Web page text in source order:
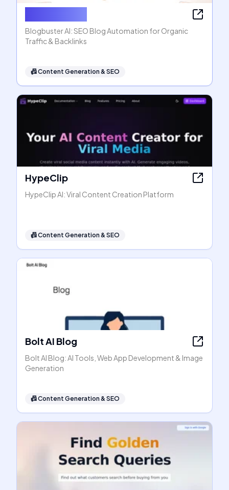
Blogbuster AI: SEO Blog Automation for Organic
Traffic & Backlinks
📠Content Generation & SEO
HypeClip
HypeClip AI: Viral Content Creation Platform
📠Content Generation & SEO
Bolt AI Blog
Bolt AI Blog: AI Tools, Web App Development & Image
Generation
📠Content Generation & SEO